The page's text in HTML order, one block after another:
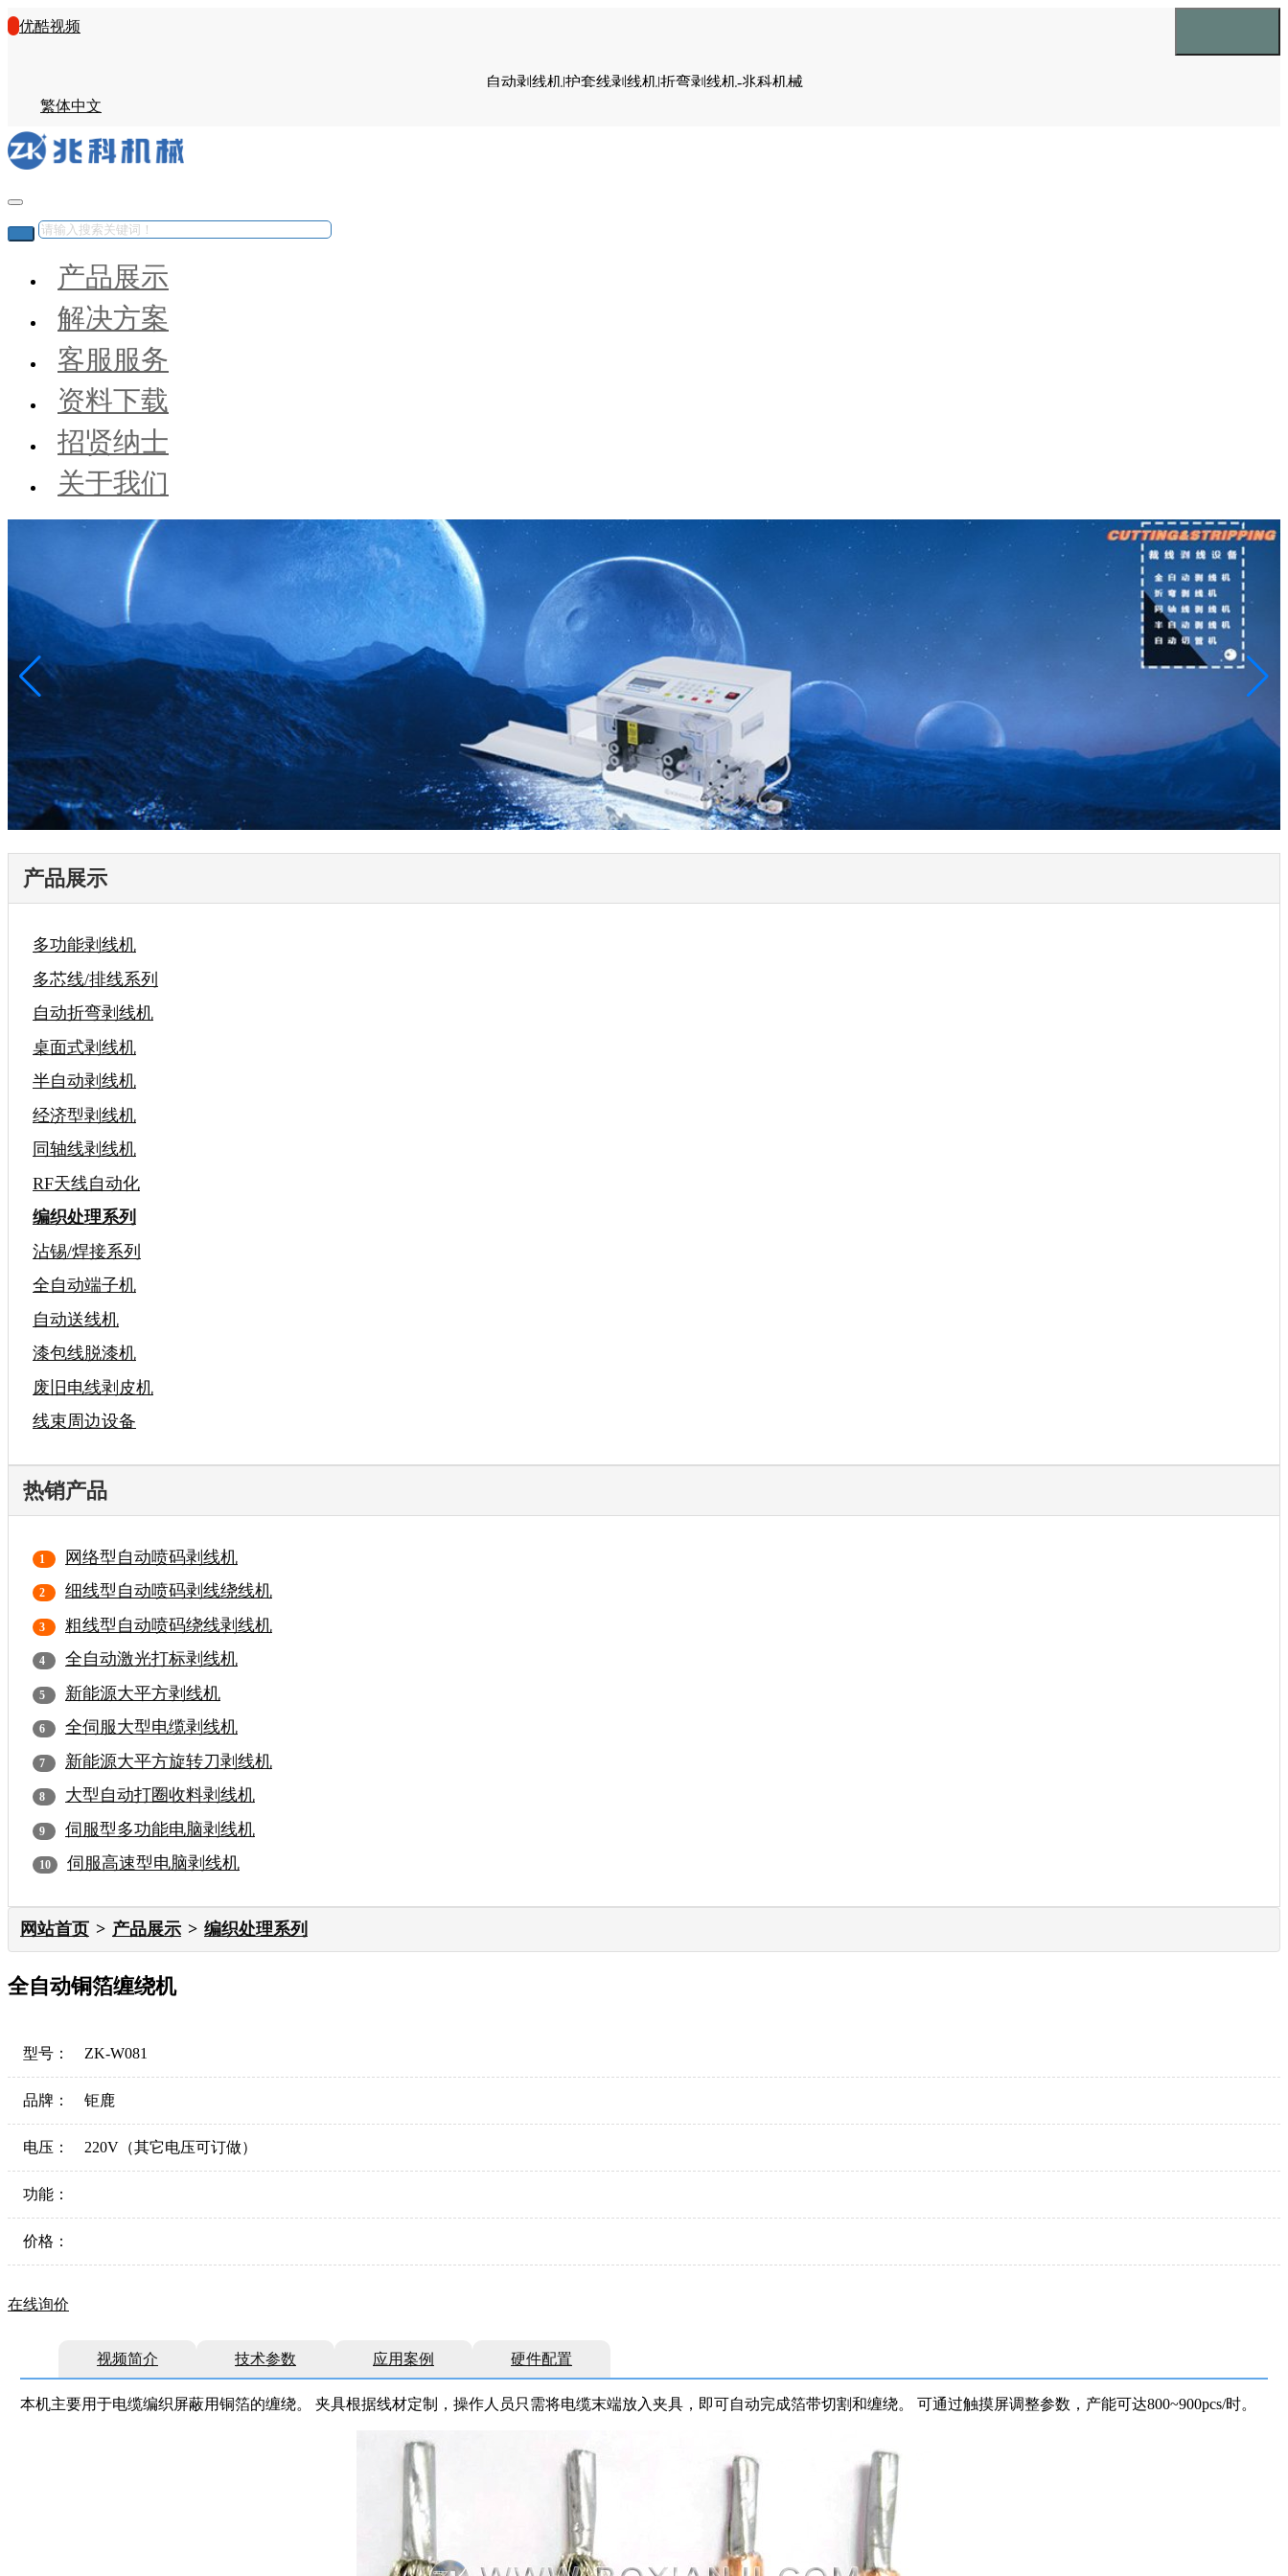
优酷视频
自动剥线机|护套线剥线机|折弯剥线机-兆科机械
繁体中文
产品展示
解决方案
客服服务
资料下载
招贤纳士
关于我们
产品展示
多功能剥线机
多芯线/排线系列
自动折弯剥线机
桌面式剥线机
半自动剥线机
经济型剥线机
同轴线剥线机
RF天线自动化
编织处理系列
沾锡/焊接系列
全自动端子机
自动送线机
漆包线脱漆机
废旧电线剥皮机
线束周边设备
热销产品
网络型自动喷码剥线机
细线型自动喷码剥线绕线机
粗线型自动喷码绕线剥线机
全自动激光打标剥线机
新能源大平方剥线机
全伺服大型电缆剥线机
新能源大平方旋转刀剥线机
大型自动打圈收料剥线机
伺服型多功能电脑剥线机
伺服高速型电脑剥线机
网站首页 产品展示 编织处理系列
全自动铜箔缠绕机
型号： ZK-W081
品牌： 钜鹿
电压： 220V（其它电压可订做）
功能：
价格：
在线询价
视频简介 技术参数 应用案例 硬件配置
本机主要用于电缆编织屏蔽用铜箔的缠绕。 夹具根据线材定制，操作人员只需将电缆末端放入夹具，即可自动完成箔带切割和缠绕。 可通过触摸屏调整参数，产能可达800~900pcs/时。